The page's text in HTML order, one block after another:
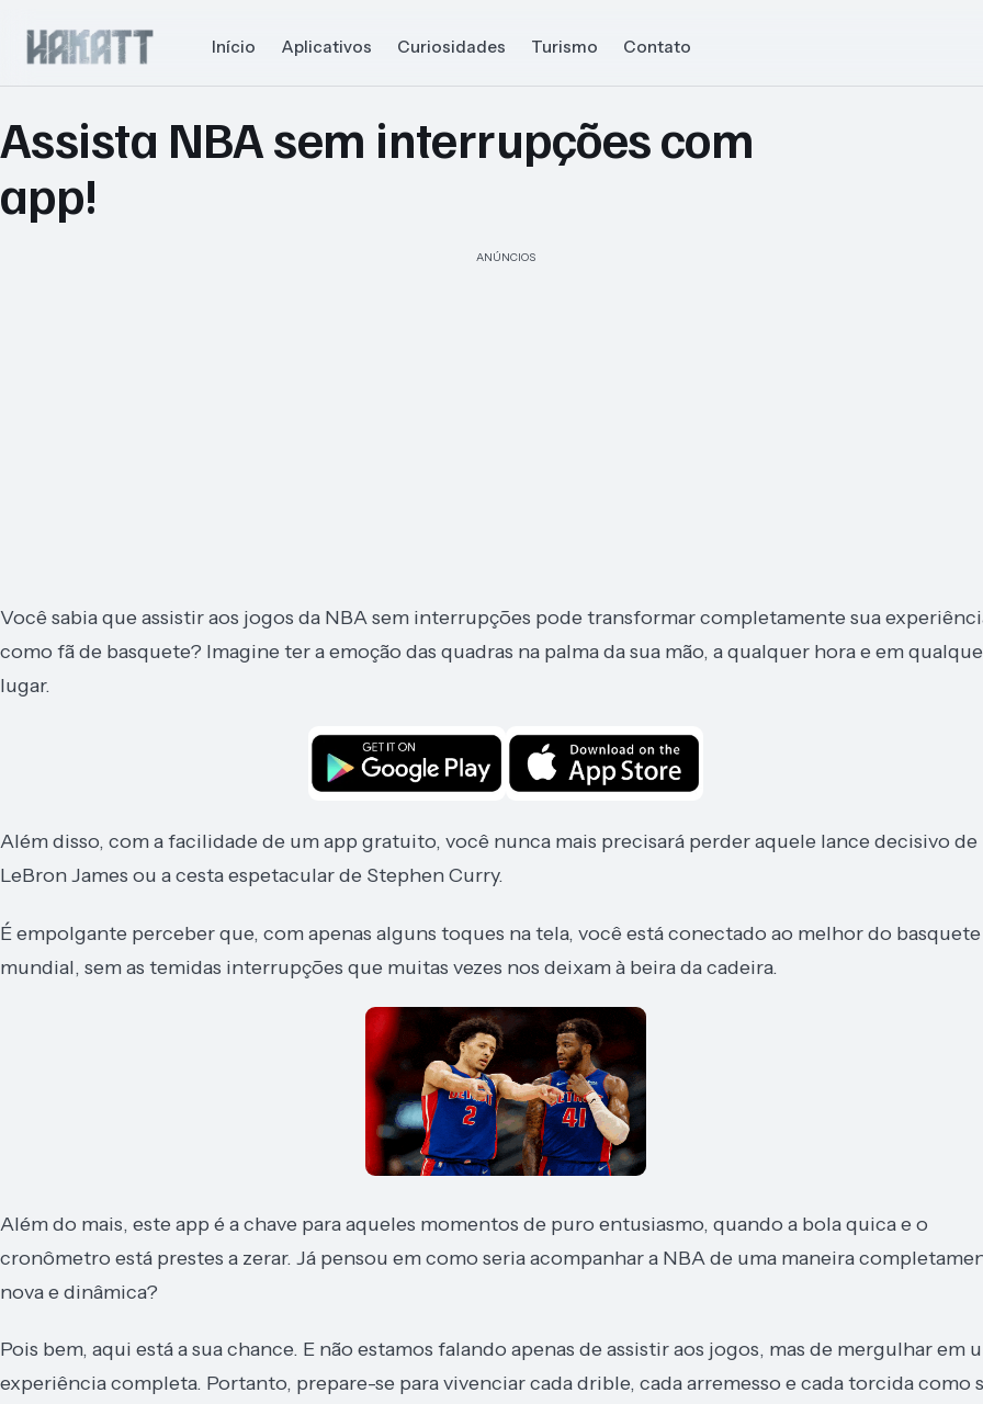
Início Aplicativos Curiosidades Turismo Contato
Assista NBA sem interrupções com
app!
ANÚNCIOS
Você sabia que assistir aos jogos da NBA sem interrupções pode transformar completamente sua
como fã de basquete? Imagine ter a emoção das quadras na palma da sua mão, a qualquer hora e em
lugar.
Além disso, com a facilidade de um app gratuito, você nunca mais precisará perder aquele lance decisivo de
LeBron James ou a cesta espetacular de Stephen Curry.
É empolgante perceber que, com apenas alguns toques na tela, você está conectado ao melhor do basquete
mundial, sem as temidas interrupções que muitas vezes nos deixam à beira da cadeira.
Além do mais, este app é a chave para aqueles momentos de puro entusiasmo, quando a bola quica e o
cronômetro está prestes a zerar. Já pensou em como seria acompanhar a NBA de uma maneira
nova e dinâmica?
Pois bem, aqui está a sua chance. E não estamos falando apenas de assistir aos jogos, mas de mergulhar em
experiência completa. Portanto, prepare-se para vivenciar cada drible, cada arremesso e cada torcida como